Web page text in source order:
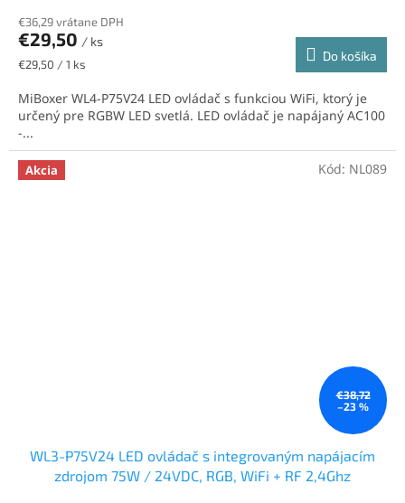
€36,29 vrátane DPH
€29,50 / ks
Jednotková
€29,50 / 1 ks
Do košíka
MiBoxer WL4-P75V24 LED ovládač s funkciou WiFi, ktorý je
určený pre RGBW LED svetlá. LED ovládač je napájaný AC100
-...
Akcia
€38,72
–23 %
WL3-P75V24 LED ovládač s integrovaným napájacím
zdrojom 75W / 24VDC, RGB, WiFi + RF 2,4Ghz
Kód: NL089